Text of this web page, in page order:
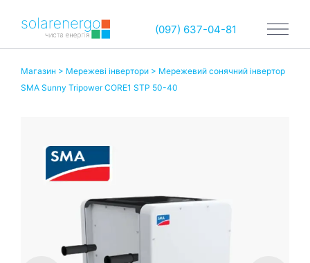
(097) 637-04-81
Магазин > Мережеві інвертори > Мережевий сонячний інвертор
SMA Sunny Tripower CORE1 STP 50-40